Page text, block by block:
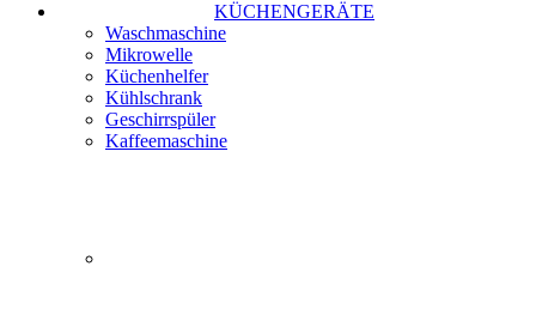
KÜCHENGERÄTE
Waschmaschine
Mikrowelle
Küchenhelfer
Kühlschrank
Geschirrspüler
Kaffeemaschine